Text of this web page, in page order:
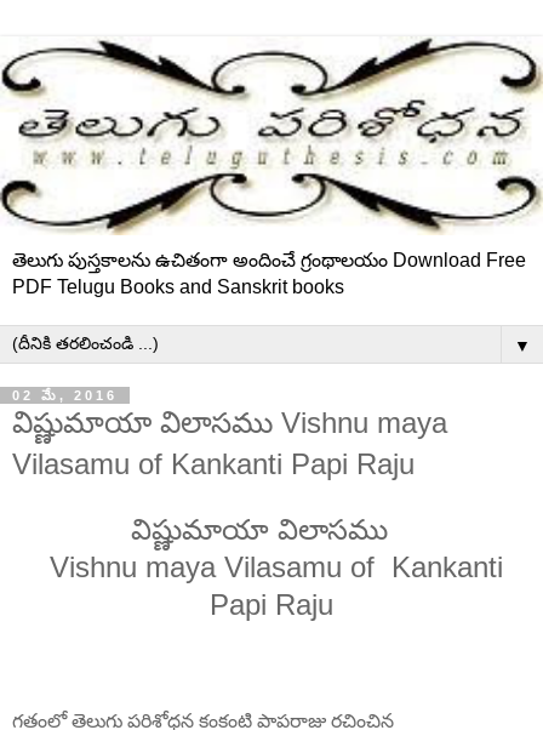
తెలుగు పుస్తకాలను ఉచితంగా అందించే గ్రంథాలయం Download Free
PDF Telugu Books and Sanskrit books
▼
02 మే, 2016
విష్ణుమాయా విలాసము Vishnu maya
Vilasamu of Kankanti Papi Raju
విష్ణుమాయా విలాసము
Vishnu maya Vilasamu of Kankanti
Papi Raju
గతంలో తెలుగు పరిశోధన కంకంటి పాపరాజు రచించిన